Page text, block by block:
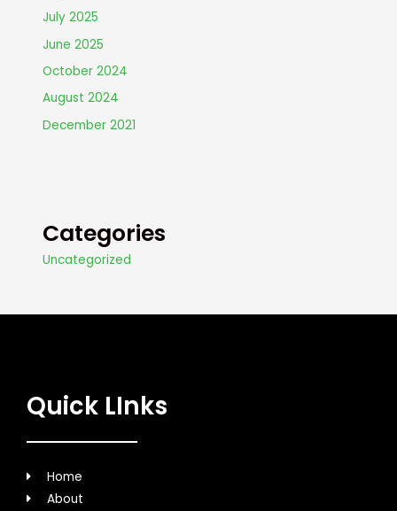
July 2025
June 2025
October 2024
August 2024
December 2021
Categories
Uncategorized
Quick LInks
Home
About